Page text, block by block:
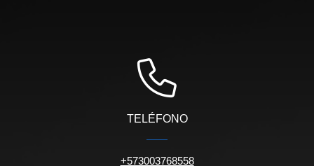
TELÉFONO
+573003768558